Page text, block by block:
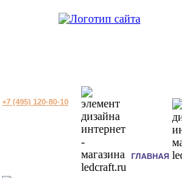
+7 (495) 120-80-10
ГЛАВНАЯ